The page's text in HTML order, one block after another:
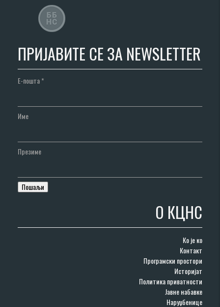
ПРИЈАВИТЕ СЕ ЗА NEWSLETTER
Е-пошта*
Име
Презиме
О КЦНС
Ко је ко
Контакт
Програмски простори
Историјат
Политика приватности
Јавне набавке
Наруџбенице